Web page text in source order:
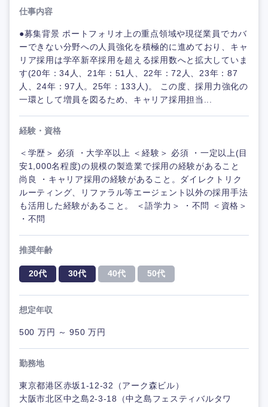
仕事内容
●募集背景 ポートフォリオ上の重点領域や現従業員でカバ
ーできない分野への人員強化を積極的に進めており、キャ
リア採用は学卒新卒採用を超える採用数へと拡大していま
す(20年：34人、21年：51人、22年：72人、23年：87
人、24年：97人。25年：133人)。 この度、採用力強化の
一環として増員を図るため、キャリア採用担当...
経験・資格
＜学歴＞ 必須 ・大学卒以上 ＜経験＞ 必須 ・一定以上(目
安1,000名程度)の規模の製造業で採用の経験があること
尚良 ・キャリア採用の経験があること。ダイレクトリク
ルーティング、リファラル等エージェント以外の採用手法
も活用した経験があること。 ＜語学力＞ ・不問 ＜資格＞
・不問
推奨年齢
20代 30代 40代 50代
想定年収
500 万円 ～ 950 万円
勤務地
東京都港区赤坂1-12-32（アーク森ビル）
大阪市北区中之島2-3-18（中之島フェスティバルタワ